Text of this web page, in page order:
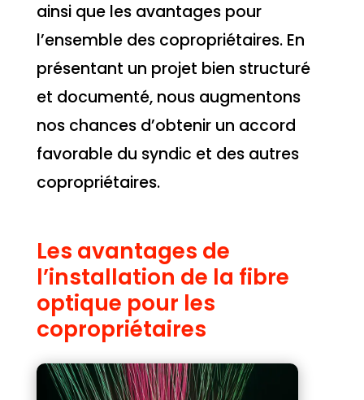
ainsi que les avantages pour
l’ensemble des copropriétaires. En
présentant un projet bien structuré
et documenté, nous augmentons
nos chances d’obtenir un accord
favorable du syndic et des autres
copropriétaires.
Les avantages de
l’installation de la fibre
optique pour les
copropriétaires